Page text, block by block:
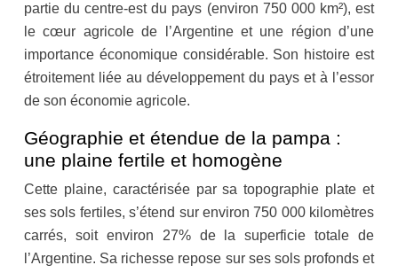
partie du centre-est du pays (environ 750 000 km²), est
le cœur agricole de l’Argentine et une région d’une
importance économique considérable. Son histoire est
étroitement liée au développement du pays et à l’essor
de son économie agricole.
Géographie et étendue de la pampa :
une plaine fertile et homogène
Cette plaine, caractérisée par sa topographie plate et
ses sols fertiles, s’étend sur environ 750 000 kilomètres
carrés, soit environ 27% de la superficie totale de
l’Argentine. Sa richesse repose sur ses sols profonds et